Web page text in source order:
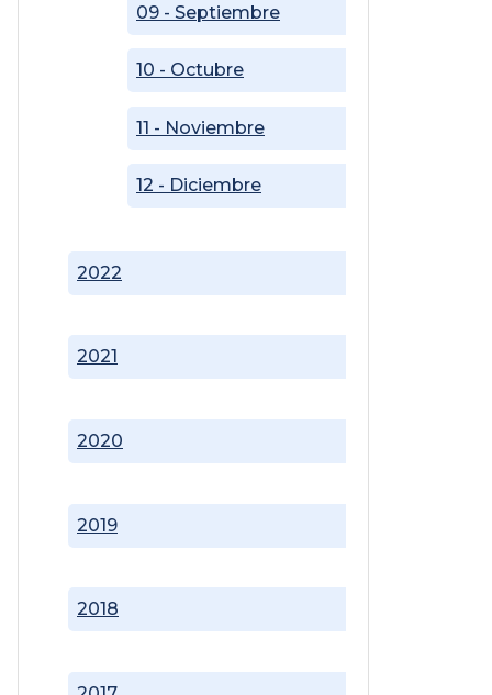
2018
2019
2020
2021
2022
09 - Septiembre
10 - Octubre
11 - Noviembre
12 - Diciembre